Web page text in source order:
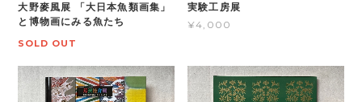
大野麥風展 「大日本魚類画集」
と博物画にみる魚たち
SOLD OUT
実験工房展
¥4,000